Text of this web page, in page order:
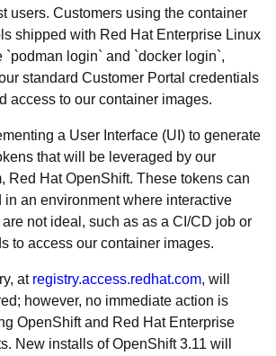
users. Customers using the container
shipped with Red Hat Enterprise Linux
`podman login` and `docker login`,
standard Customer Portal credentials
access to our container images.
a User Interface (UI) to generate
that will be leveraged by our
Red Hat OpenShift. These tokens can
an environment where interactive
are not ideal, such as as a CI/CD job or
to access our container images.
at registry.access.redhat.com, will
however, no immediate action is
OpenShift and Red Hat Enterprise
New installs of OpenShift 3.11 will